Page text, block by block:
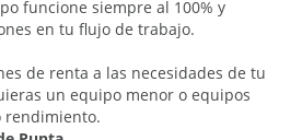
funcione siempre al 100% y
en tu flujo de trabajo.
de renta a las necesidades de tu
un equipo menor o equipos
rendimiento.